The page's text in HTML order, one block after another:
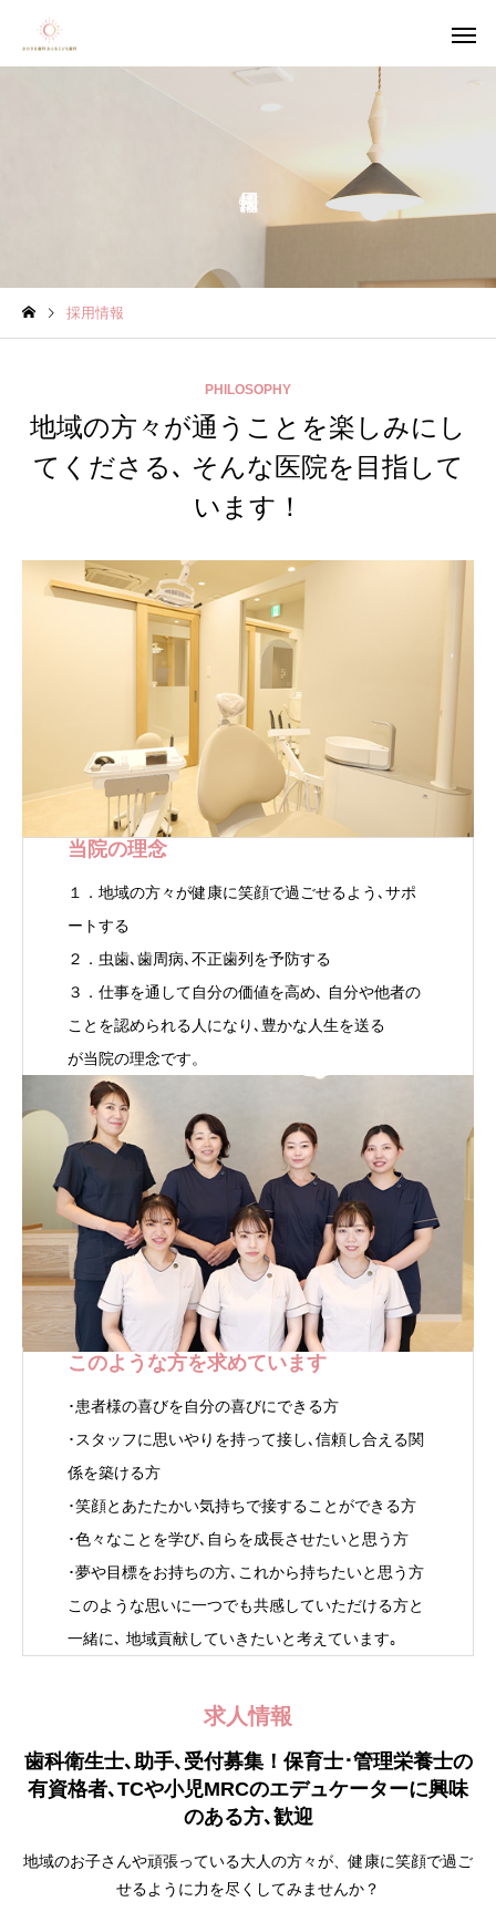
審美歯科
採用情報
PHILOSOPHY
地域の方々が通うことを楽しみにし
てくださる､ そんな医院を目指して
います！
当院の理念
１．地域の方々が健康に笑顔で過ごせるよう､サポ
ートする
２．虫歯､歯周病､不正歯列を予防する
３．仕事を通して自分の価値を高め､ 自分や他者の
ことを認められる人になり､豊かな人生を送る
が当院の理念です。
このような方を求めています
･患者様の喜びを自分の喜びにできる方
･スタッフに思いやりを持って接し､信頼し合える関
係を築ける方
･笑顔とあたたかい気持ちで接することができる方
･色々なことを学び､自らを成長させたいと思う方
･夢や目標をお持ちの方､これから持ちたいと思う方
このような思いに一つでも共感していただける方と
一緒に､ 地域貢献していきたいと考えています｡
求人情報
歯科衛生士､助手､受付募集！保育士･管理栄養士の
有資格者､TCや小児MRCのエデュケーターに興味
のある方､歓迎
地域のお子さんや頑張っている大人の方々が、健康に笑顔で過ご
せるように力を尽くしてみませんか？